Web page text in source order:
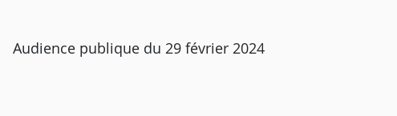
Audience publique du 29 février 2024